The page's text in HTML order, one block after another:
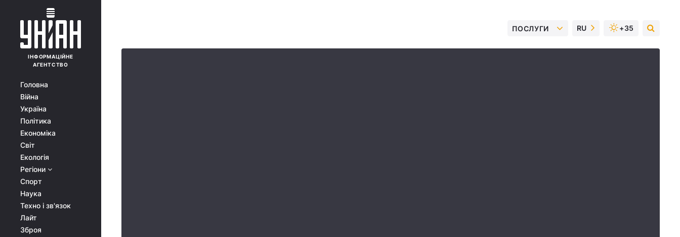
ІНФОРМАЦІЙНЕ
АГЕНТСТВО
Головна
Війна
Україна
Політика
Економіка
Світ
Екологія
Регіони
Спорт
Наука
Техно і зв'язок
Лайт
Зброя
ПОСЛУГИ RU +35